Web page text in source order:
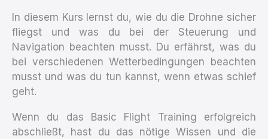
In diesem Kurs lernst du, wie du die Drohne sicher
fliegst und was du bei der Steuerung und
Navigation beachten musst. Du erfährst, was du
bei verschiedenen Wetterbedingungen beachten
musst und was du tun kannst, wenn etwas schief
geht.
Wenn du das Basic Flight Training erfolgreich
abschließt, hast du das nötige Wissen und die